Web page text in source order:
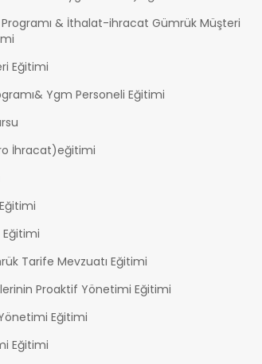
& İthalat-ihracat Gümrük Müşteri
Eğitimi
Ygm Personeli Eğitimi
İhracat)eğitimi
Tarife Mevzuatı Eğitimi
Proaktif Yönetimi Eğitimi
Eğitimi
Eğitimi